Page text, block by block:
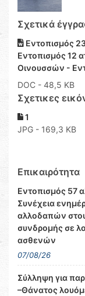
Σχετικά
Εντοπισμός
Εντοπισμός 12
Οινουσσών -
DOC - 48,5 KB
Σχετικες
1
JPG - 169,3 KB
Επικαιρότητα
Εντοπισμός 57
Συνέχεια
αλλοδαπών
συνδρομής σε
ασθενών
07/08/26
Σύλληψη για
–Θάνατος